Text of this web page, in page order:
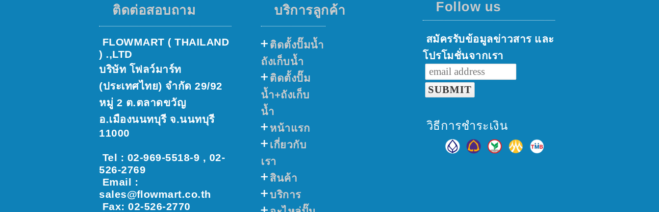
ติดต่อสอบถาม
FLOWMART ( THAILAND
) .,LTD
บริษัท โฟลว์มาร์ท
(ประเทศไทย) จำกัด 29/92
หมู่ 2 ต.ตลาดขวัญ
อ.เมืองนนทบุรี จ.นนทบุรี
11000
Tel : 02-969-5518-9 , 02-
526-2769
Email :
sales@ﬂowmart.co.th
Fax: 02-526-2770
บริการลูกค้า
ติดตั้งปั๊มน้ำ
ถังเก็บน้ำ
ติดตั้งปั๊ม
น้ำ+ถังเก็บ
น้ำ
หน้าแรก
เกี่ยวกับ
เรา
สินค้า
บริการ
Follow us
สมัครรับข้อมูลข่าวสาร และ
โปรโมชั่นจากเรา
วิธีการชำระเงิน